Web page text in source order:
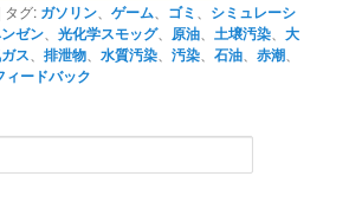
タグ: ガソリン 、ゲーム ゴミ
シミュレーシ
ゼン 、光化学スモッグ、 原油 土壌汚染 、大
ス 、排泄物 、水質汚染 、汚染 、石油 、赤潮
ィードバック